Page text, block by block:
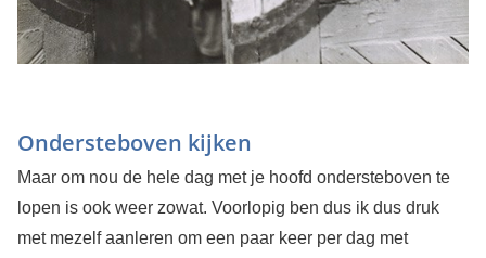
Ondersteboven kijken
Maar om nou de hele dag met je hoofd ondersteboven te
lopen is ook weer zowat. Voorlopig ben dus ik dus druk
met mezelf aanleren om een paar keer per dag met